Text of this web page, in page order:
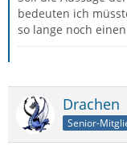
bedeuten ich
so lange noch
Drachen
Senior-